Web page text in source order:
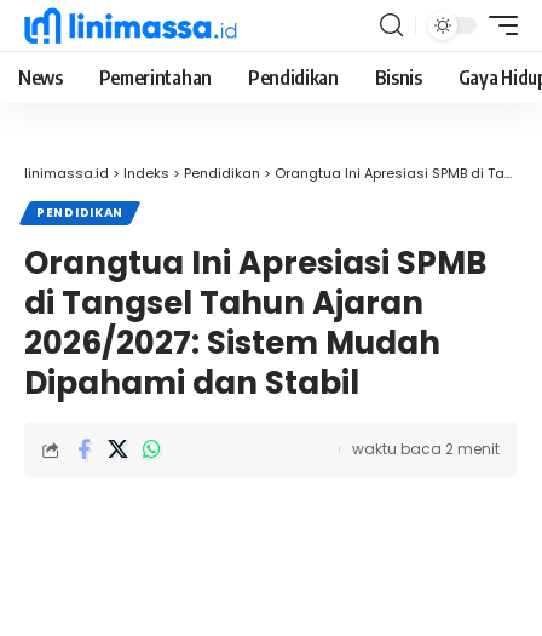
News Pemerintahan Pendidikan Bisnis Gaya
linimassa.id > Indeks > Pendidikan > Orangtua Ini Apresiasi SPMB di Tangsel Tahun Ajaran 2026/2027: Sistem Mudah Dipahami dan Stabil
PENDIDIKAN
Orangtua Ini Apresiasi SPMB
di Tangsel Tahun Ajaran
2026/2027: Sistem Mudah
Dipahami dan Stabil
waktu baca 2 menit